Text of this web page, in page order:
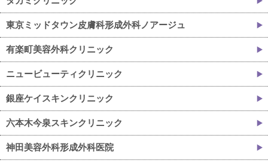
東京ミッドタウン皮膚科形成外科ノアージュ
有楽町美容外科クリニック
ニュービューティクリニック
銀座ケイスキンクリニック
六本木今泉スキンクリニック
神田美容外科形成外科医院